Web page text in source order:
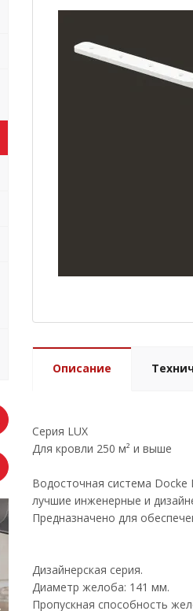
Описание
Серия LUX
Для кровли 250 м² и выше
Водосточная система
лучшие инженерные и
Предназначено для
Дизайнерская серия.
Диаметр желоба: 141 мм.
Пропускная способность